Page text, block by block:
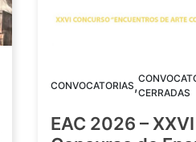
CONVOCATORIAS,CERRADAS
EAC 2026 – XXVI